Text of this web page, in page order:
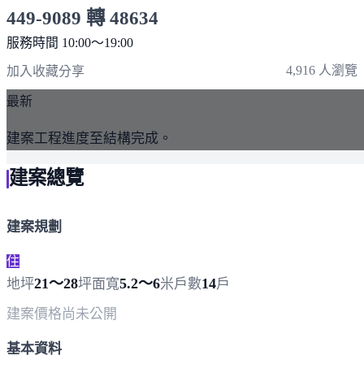
449-9089 轉 48634
服務時間 10:00～19:00
加入收藏分享 4,916 人瀏覽
最新
建案工程進度至結構完成。
建案總覽
建案規劃
住
地坪21～28坪面寬5.2～6米戶數14戶
建案價格尚未公開
基本資料